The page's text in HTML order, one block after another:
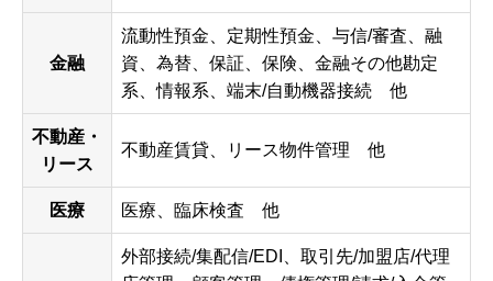
金融
流動性預金、定期性預金、与信/審査、融
資、為替、保証、保険、金融その他勘定
系、情報系、端末/自動機器接続 他
不動産・
リース
不動産賃貸、リース物件管理 他
医療 医療、臨床検査 他
外部接続/集配信/EDI、取引先/加盟店/代理